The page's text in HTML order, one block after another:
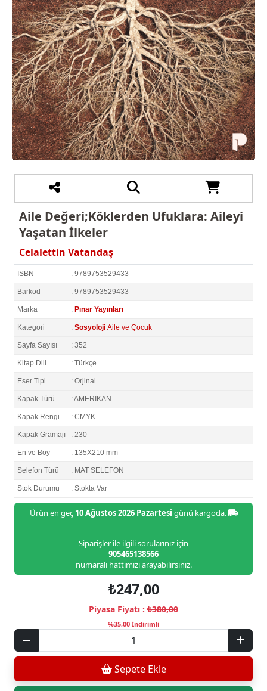
Aile Değeri;Köklerden Ufuklara: Aileyi
Yaşatan İlkeler
Celalettin Vatandaş
ISBN : 9789753529433
Barkod : 9789753529433
Marka : Pınar Yayınları
Kategori : Sosyoloji Aile ve Çocuk
Sayfa Sayısı : 352
Kitap Dili : Türkçe
Eser Tipi : Orjinal
Kapak Türü : AMERİKAN
Kapak Rengi : CMYK
Kapak Gramajı : 230
En ve Boy : 135X210 mm
Selefon Türü : MAT SELEFON
Stok Durumu : Stokta Var
Ürün en geç 10 Ağustos 2026 Pazartesi günü kargoda.
Siparişler ile ilgili sorularınız için
905465138566
numaralı hattımızı arayabilirsiniz.
₺247,00
Piyasa Fiyatı : ₺380,00
%35,00 İndirimli
Sepete Ekle